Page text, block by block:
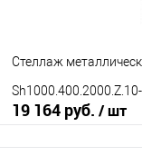
Стеллаж
19 164 руб. / шт